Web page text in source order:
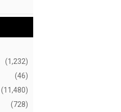
(1,232)
(46)
(11,480)
(728)